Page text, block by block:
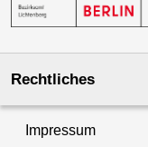
Rechtliches
Impressum